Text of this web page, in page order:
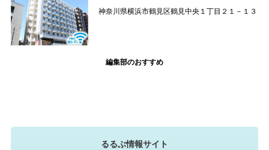
神奈川県横浜市鶴見区鶴見中央１丁目２１－１３
編集部のおすすめ
るるぶ情報サイト